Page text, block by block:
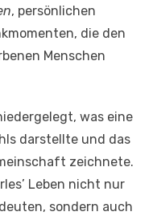
, persönlichen
die den
Menschen
was eine
darstellte und das
zeichnete.
Leben nicht nur
sondern auch